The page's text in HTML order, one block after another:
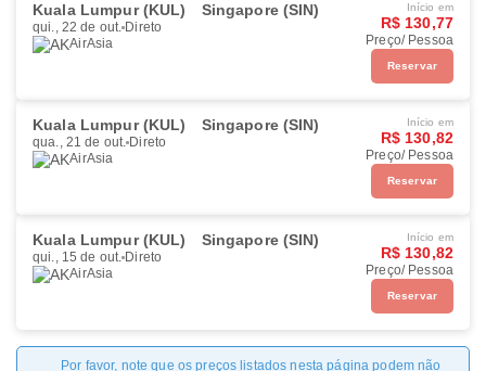
Kuala Lumpur (KUL) Singapore (SIN)
qui., 22 de out. Direto
AirAsia
Início em
R$ 130,77
Preço/ Pessoa
Reservar
Kuala Lumpur (KUL) Singapore (SIN)
qua., 21 de out. Direto
AirAsia
Início em
R$ 130,82
Preço/ Pessoa
Reservar
Kuala Lumpur (KUL) Singapore (SIN)
qui., 15 de out. Direto
AirAsia
Início em
R$ 130,82
Preço/ Pessoa
Reservar
Por favor, note que os preços listados nesta página podem não